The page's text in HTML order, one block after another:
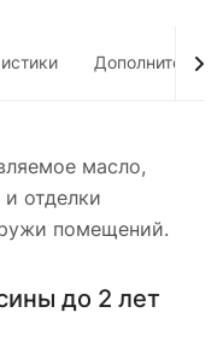
Дополнительно
масло,
отделки
помещений.
до 2 лет